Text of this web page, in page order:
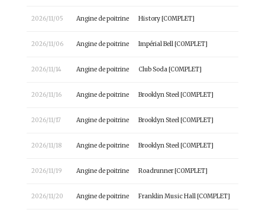
2026/11/05 Angine de poitrine History [COMPLET]
2026/11/06 Angine de poitrine Impérial Bell [COMPLET]
2026/11/14 Angine de poitrine Club Soda [COMPLET]
2026/11/16 Angine de poitrine Brooklyn Steel [COMPLET]
2026/11/17 Angine de poitrine Brooklyn Steel [COMPLET]
2026/11/18 Angine de poitrine Brooklyn Steel [COMPLET]
2026/11/19 Angine de poitrine Roadrunner [COMPLET]
2026/11/20 Angine de poitrine Franklin Music Hall [COMPLET]